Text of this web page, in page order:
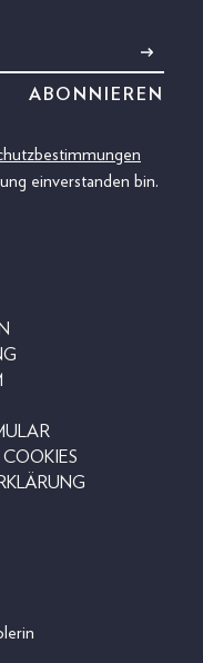
einverstanden bin.